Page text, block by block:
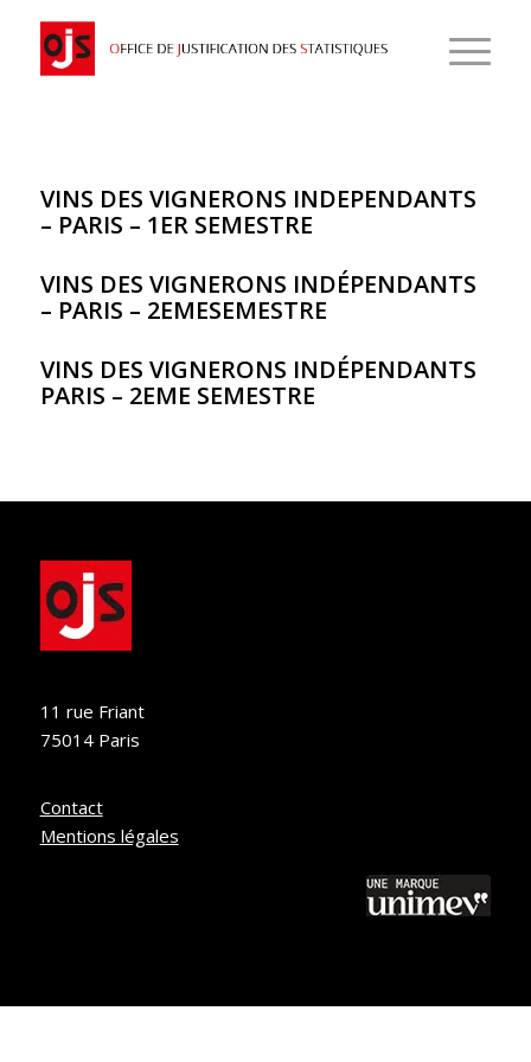
VINS DES VIGNERONS INDEPENDANTS
– PARIS – 1ER SEMESTRE
VINS DES VIGNERONS INDÉPENDANTS
– PARIS – 2EMESEMESTRE
VINS DES VIGNERONS INDÉPENDANTS
PARIS – 2EME SEMESTRE
11 rue Friant
75014 Paris
Contact
Mentions légales